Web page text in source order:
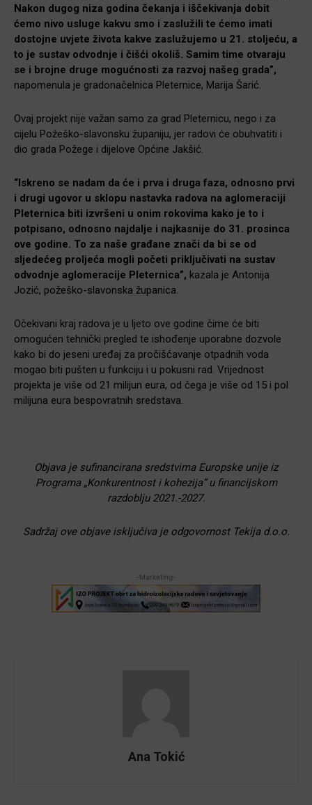
Nakon dugog niza godina čekanja i iščekivanja dobit
ćemo nivo usluge kakvu smo i zaslužili te ćemo imati
dostojne uvjete života kakve zaslužujemo u 21. stoljeću, a
to je sustav odvodnje i čišći okoliš. Samim time otvaraju
se i brojne druge mogućnosti za razvoj našeg grada”,
napomenula je gradonačelnica Pleternice, Marija Šarić.
Ovaj projekt nije važan samo za grad Pleternicu, nego i za
cijelu Požeško-slavonsku županiju, jer radovi će obuhvatiti i
dio grada Požege i dijelove Općine Jakšić.
“Iskreno se nadam da će i prva i druga faza, odnosno prvi
i drugi ugovor u sklopu nastavka radova na aglomeraciji
Pleternica biti izvršeni u onim rokovima kako je to i
potpisano, odnosno najdalje i najkasnije do 31. prosinca
ove godine. To za naše građane znači da bi se od
sljedećeg proljeća mogli početi priključivati na sustav
odvodnje aglomeracije Pleternica”, kazala je Antonija
Jozić, požeško-slavonska županica.
Očekivani kraj radova je u ljeto ove godine čime će biti
omogućen tehnički pregled te ishođenje uporabne dozvole
kako bi do jeseni uređaj za pročišćavanje otpadnih voda
mogao biti pušten u funkciju i u pokusni rad. Vrijednost
projekta je više od 21 milijun eura, od čega je više od 15 i pol
milijuna eura bespovratnih sredstava.
Objava je sufinancirana sredstvima Europske unije iz
Programa „Konkurentnost i kohezija” u financijskom
razdoblju 2021.-2027.
Sadržaj ove objave isključiva je odgovornost Tekija d.o.o.
-Marketing-
Ana Tokić